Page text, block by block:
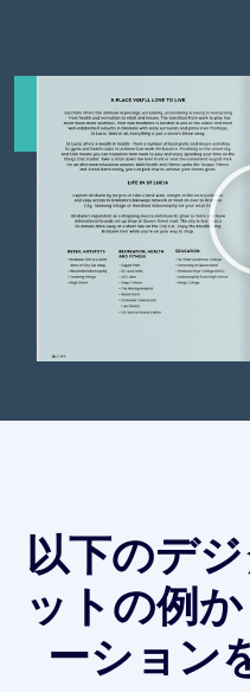
以下のデ
ットの例
ーション